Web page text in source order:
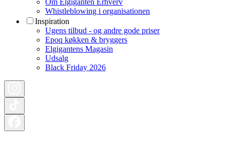
Whistleblowing i organisationen
Inspiration
Ugens tilbud - og andre gode priser
Epoq køkken & bryggers
Elgigantens Magasin
Udsalg
Black Friday 2026